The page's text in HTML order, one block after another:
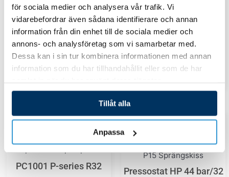
för sociala medier och analysera vår trafik. Vi
vidarebefordrar även sådana identifierare och annan
information från din enhet till de sociala medier och
annons- och analysföretag som vi samarbetar med.
Dessa kan i sin tur kombinera informationen med annan
information som du har tillhandahållit eller som de har
Tillåt alla
Anpassa
3P & P20/P30 R32 serien
1 693,00kr
Lägg till i varukorg
PC1001 P-series R32
P15 Sprängskiss
Pressostat HP 44 bar/32